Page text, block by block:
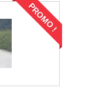
PROMO !